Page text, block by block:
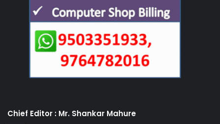
Chief Editor : Mr. Shankar Mahure